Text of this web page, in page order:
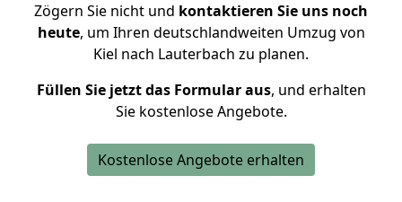
Zögern Sie nicht und kontaktieren Sie uns noch
heute, um Ihren deutschlandweiten Umzug von
Kiel nach Lauterbach zu planen.
Füllen Sie jetzt das Formular aus, und erhalten
Sie kostenlose Angebote.
Kostenlose Angebote erhalten